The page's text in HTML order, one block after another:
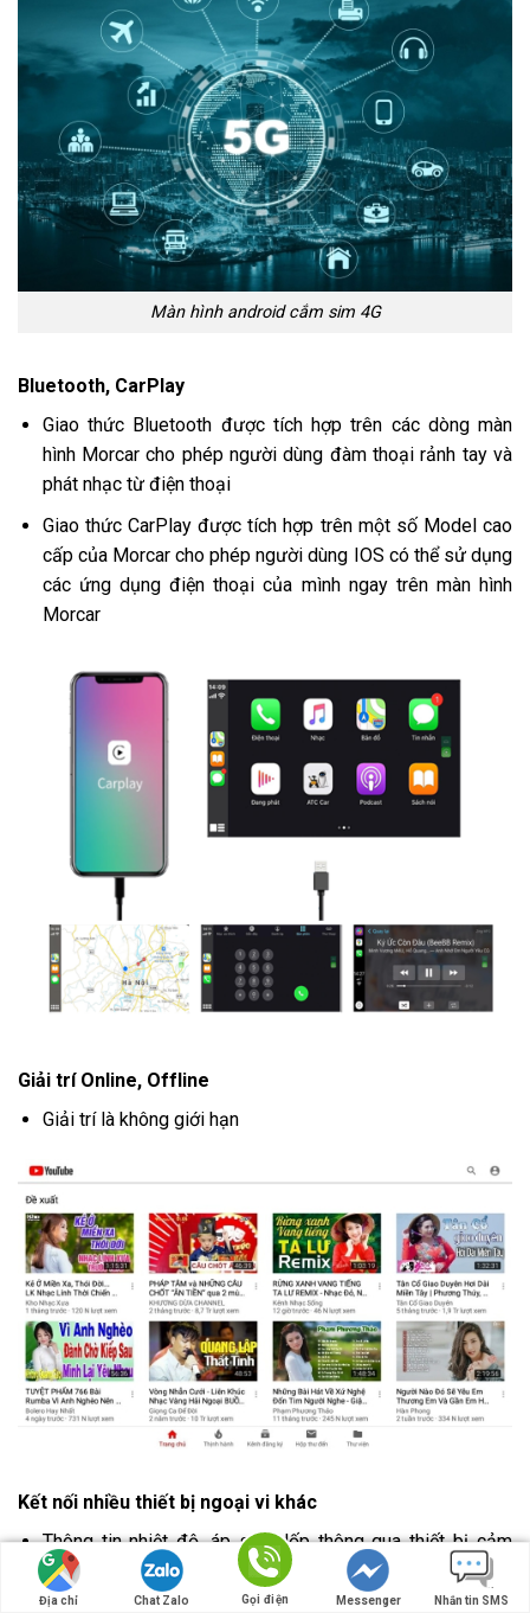
Màn hình android cắm sim 4G
Bluetooth, CarPlay
Giao thức Bluetooth được tích hợp trên các dòng màn
hình Morcar cho phép người dùng đàm thoại rảnh tay và
phát nhạc từ điện thoại
Giao thức CarPlay được tích hợp trên một số Model cao
cấp của Morcar cho phép người dùng IOS có thể sử dụng
các ứng dụng điện thoại của mình ngay trên màn hình
Morcar
Giải trí Online, Offline
Giải trí là không giới hạn
Kết nối nhiều thiết bị ngoại vi khác
Thông tin nhiệt độ, áp suất lốp thông qua thiết bị cảm
biến Áp suất lốp (TMPS)
Địa chỉ Chat Zalo Gọi điện Messenger Nhắn tin SMS